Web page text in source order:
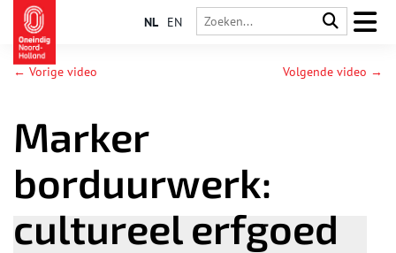
NL EN
← Vorige video Volgende video →
Marker
borduurwerk:
cultureel erfgoed